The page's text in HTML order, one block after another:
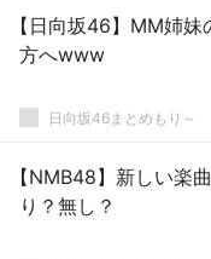
【日向坂46】MM姉
方へwww
日向坂46まとめもり～
【NMB48】新しい楽
り？無し？